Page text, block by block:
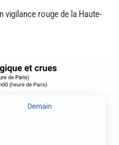
vigilance rouge de la Haute-